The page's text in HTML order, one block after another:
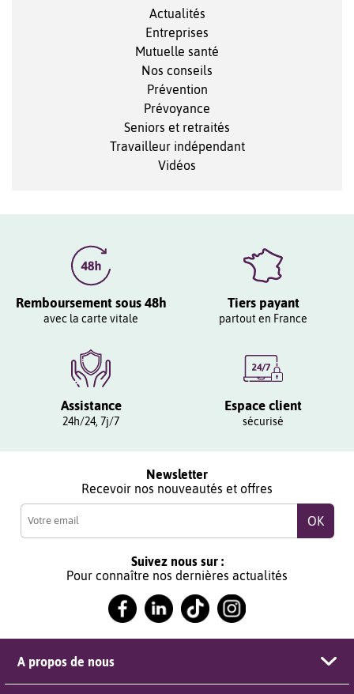
Actualités
Entreprises
Mutuelle santé
Nos conseils
Prévention
Prévoyance
Seniors et retraités
Travailleur indépendant
Vidéos
Remboursement sous 48h
avec la carte vitale
Tiers payant
partout en France
Assistance
24h/24, 7j/7
Espace client
sécurisé
Newsletter
Recevoir nos nouveautés et offres
Suivez nous sur :
Pour connaître nos dernières actualités
A propos de nous